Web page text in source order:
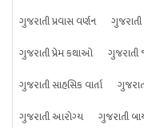
ગુજરાતી પ્રવાસ વર્ણન
ગુજરાતી પ્રેમ કથાઓ
ગુજરાતી
ગુજરાતી સાહસિક વાર્તા
ગુજરાતી આરોગ્ય
ગુજરાતી